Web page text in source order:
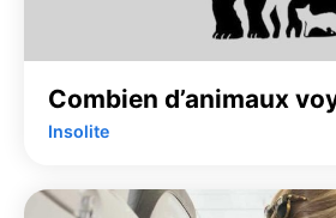
Combien d’animaux
Insolite